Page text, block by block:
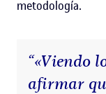
metodología.
“«Viendo
afirmar